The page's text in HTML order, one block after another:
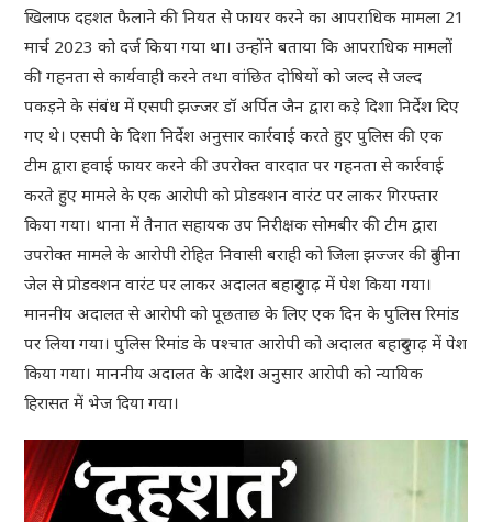
खिलाफ दहशत फैलाने की नियत से फायर करने का आपराधिक मामला 21
मार्च 2023 को दर्ज किया गया था। उन्होंने बताया कि आपराधिक मामलों
की गहनता से कार्यवाही करने तथा वांछित दोषियों को जल्द से जल्द
पकड़ने के संबंध में एसपी झज्जर डॉ अर्पित जैन द्वारा कड़े दिशा निर्देश दिए
गए थे। एसपी के दिशा निर्देश अनुसार कार्रवाई करते हुए पुलिस की एक
टीम द्वारा हवाई फायर करने की उपरोक्त वारदात पर गहनता से कार्रवाई
करते हुए मामले के एक आरोपी को प्रोडक्शन वारंट पर लाकर गिरफ्तार
किया गया। थाना में तैनात सहायक उप निरीक्षक सोमबीर की टीम द्वारा
उपरोक्त मामले के आरोपी रोहित निवासी बराही को जिला झज्जर की दुलीना
जेल से प्रोडक्शन वारंट पर लाकर अदालत बहादुरगढ़ में पेश किया गया।
माननीय अदालत से आरोपी को पूछताछ के लिए एक दिन के पुलिस रिमांड
पर लिया गया। पुलिस रिमांड के पश्चात आरोपी को अदालत बहादुरगढ़ में पेश
किया गया। माननीय अदालत के आदेश अनुसार आरोपी को न्यायिक
हिरासत में भेज दिया गया।